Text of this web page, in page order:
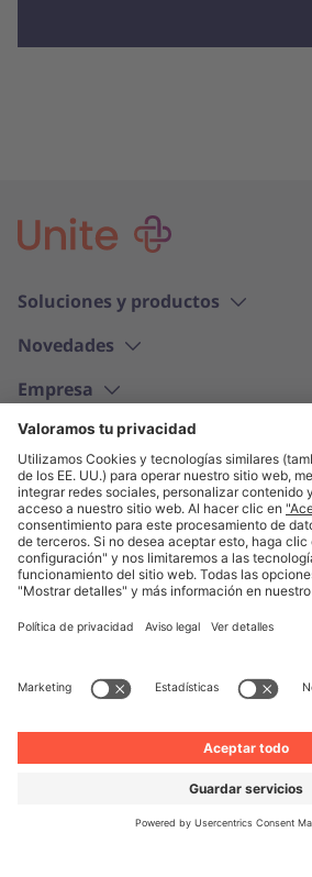
Soluciones y productos
Novedades
Empresa
Política de privacidad
Español